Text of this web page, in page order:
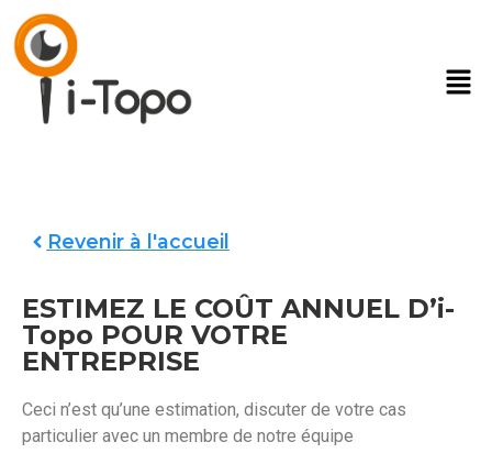
Revenir à l'accueil
ESTIMEZ LE COÛT ANNUEL D’i-
Topo POUR VOTRE
ENTREPRISE
Ceci n’est qu’une estimation, discuter de votre cas
particulier avec un membre de notre équipe